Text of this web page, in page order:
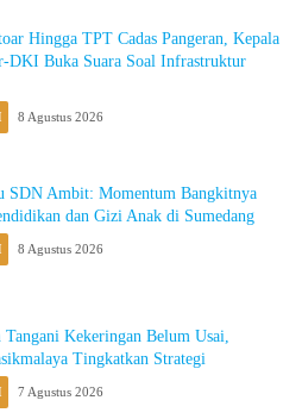
Hingga TPT Cadas Pangeran, Kepala
DKI Buka Suara Soal Infrastruktur
8 Agustus 2026
SDN Ambit: Momentum Bangkitnya
dan Gizi Anak di Sumedang
8 Agustus 2026
Tangani Kekeringan Belum Usai,
Tingkatkan Strategi
7 Agustus 2026